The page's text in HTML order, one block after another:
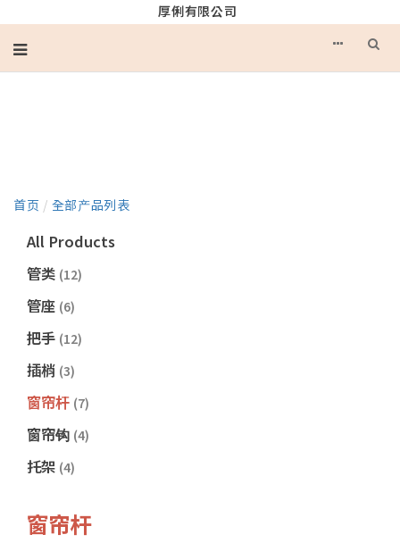
厚俐有限公司
首页 / 全部产品列表
All Products
管类 (12)
管座 (6)
把手 (12)
插梢 (3)
窗帘杆 (7)
窗帘钩 (4)
托架 (4)
窗帘杆